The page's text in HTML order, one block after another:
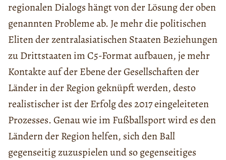
regionalen Dialogs hängt von der Lösung der oben
genannten Probleme ab. Je mehr die politischen
Eliten der zentralasiatischen Staaten Beziehungen
zu Drittstaaten im C5-Format aufbauen, je mehr
Kontakte auf der Ebene der Gesellschaften der
Länder in der Region geknüpft werden, desto
realistischer ist der Erfolg des 2017 eingeleiteten
Prozesses. Genau wie im Fußballsport wird es den
Ländern der Region helfen, sich den Ball
gegenseitig zuzuspielen und so gegenseitiges